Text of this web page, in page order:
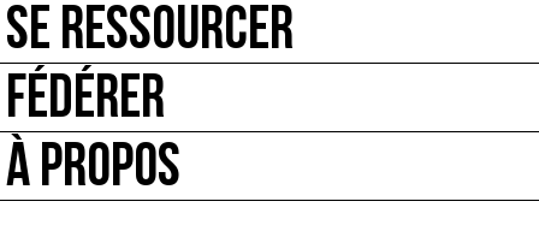
SE RESSOURCER
FÉDÉRER
À PROPOS